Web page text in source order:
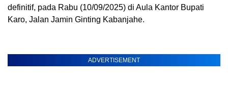
definitif, pada Rabu (10/09/2025) di Aula Kantor Bupati
Karo, Jalan Jamin Ginting Kabanjahe.
ADVERTISEMENT